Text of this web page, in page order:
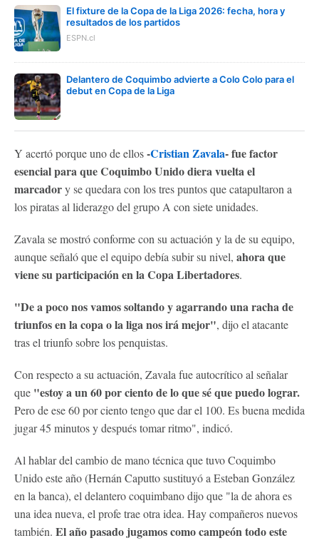
El fixture de la Copa de la Liga 2026: fecha, hora y
resultados de los partidos
ESPN.cl
Delantero de Coquimbo advierte a Colo Colo para el
debut en Copa de la Liga
Y acertó porque uno de ellos-Cristian Zavala- fue factor
esencial para que Coquimbo Unido diera vuelta el
marcadory se quedara con los tres puntos que catapultaron a
los piratas al liderazgo del grupo A con siete unidades.
Zavala se mostró conforme con su actuación y la de su equipo,
aunque señaló que el equipo debía subir su nivel, ahora que
viene su participación en la Copa Libertadores.
"De a poco nos vamos soltando y agarrando una racha de
triunfos en la copa o la liga nos irá mejor", dijo el atacante
tras el triunfo sobre los penquistas.
Con respecto a su actuación, Zavala fue autocrítico al señalar
que "estoy a un 60 por ciento de lo que sé que puedo lograr.
Pero de ese 60 por ciento tengo que dar el 100. Es buena medida
jugar 45 minutos y después tomar ritmo", indicó.
Al hablar del cambio de mano técnica que tuvo Coquimbo
Unido este año (Hernán Caputto sustituyó a Esteban González
en la banca), el delantero coquimbano dijo que "la de ahora es
una idea nueva, el profe trae otra idea. Hay compañeros nuevos
también. El año pasado jugamos como campeón todo este